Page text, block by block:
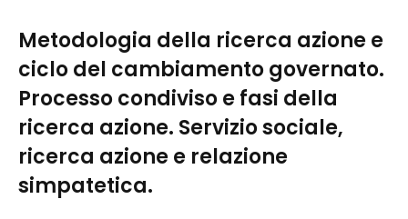
Metodologia della ricerca azione e
ciclo del cambiamento governato.
Processo condiviso e fasi della
ricerca azione. Servizio sociale,
ricerca azione e relazione
simpatetica.